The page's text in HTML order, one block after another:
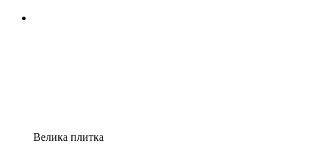
Велика плитка